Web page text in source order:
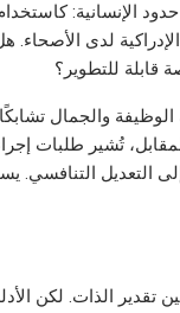
الإنسانية:
لدى الأصحاء.
قابلة للتطوير؟
الوظيفة والجمال
تُشير طلبات
التنافسي.
تقدير الذات. لكن